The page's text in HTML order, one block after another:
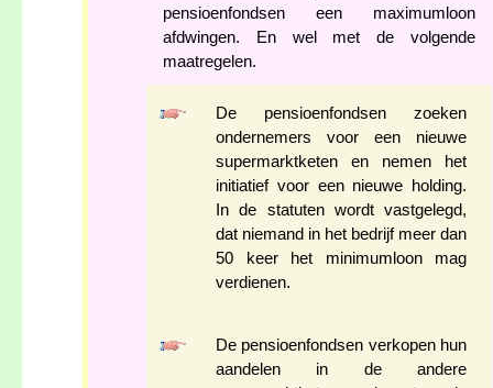
pensioenfondsen een maximumloon
afdwingen. En wel met de volgende
maatregelen.
De pensioenfondsen zoeken
ondernemers voor een nieuwe
supermarktketen en nemen het
initiatief voor een nieuwe holding.
In de statuten wordt vastgelegd,
dat niemand in het bedrijf meer dan
50 keer het minimumloon mag
verdienen.
De pensioenfondsen verkopen hun
aandelen in de andere